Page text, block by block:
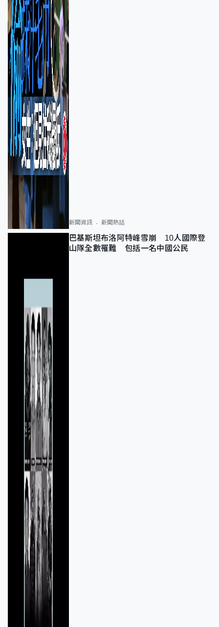
新聞資訊 新聞熱話
巴基斯坦布洛阿特峰雪崩 10人國際登
山隊全數罹難 包括一名中國公民